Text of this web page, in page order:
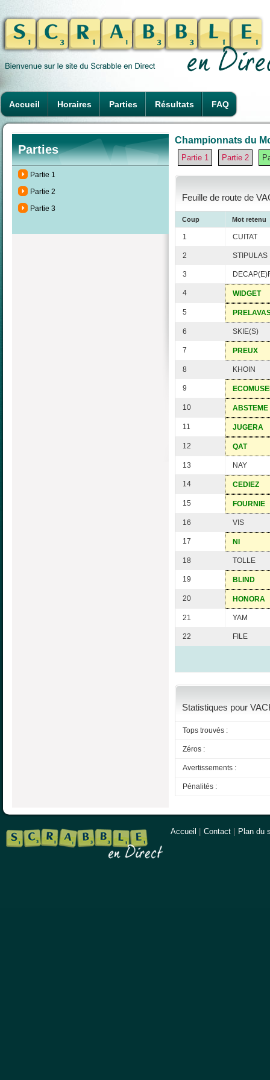
Accueil Horaires Parties Résultats FAQ
Parties
Partie 1
Partie 2
Partie 3
Championnats du
Partie 1 Partie 2
Feuille de route de
Coup Mot retenu
1 CUITAT
2 STIPULAS
3
4 WIDGET
5
6 SKIE(S)
7 PREUX
8 KHOIN
9
10 ABSTEME
11 JUGERA
12 QAT
13 NAY
14 CEDIEZ
15 FOURNIE
16 VIS
17 NI
18 TOLLE
19 BLIND
20 HONORA
21 YAM
22 FILE
Statistiques pour
Tops trouvés :
Zéros :
Avertissements :
Pénalités :
Accueil Contact Plan du